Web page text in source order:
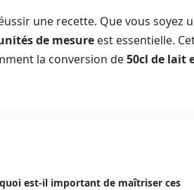
une recette. Que vous soyez
de mesure est essentielle.
la conversion de50cl de lait
est-il important de maîtriser ces